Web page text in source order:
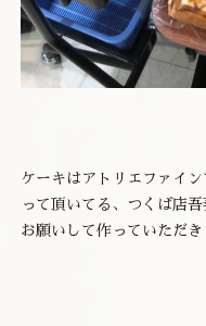
ケーキはアトリエファイ
って頂いてる、つくば店
お願いして作っていただき